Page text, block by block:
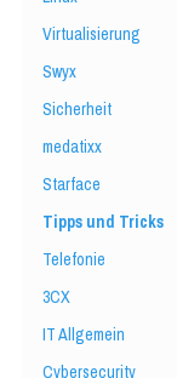
Virtualisierung
Swyx
Sicherheit
medatixx
Starface
Tipps und Tricks
Telefonie
3CX
IT Allgemein
Cybersecurity